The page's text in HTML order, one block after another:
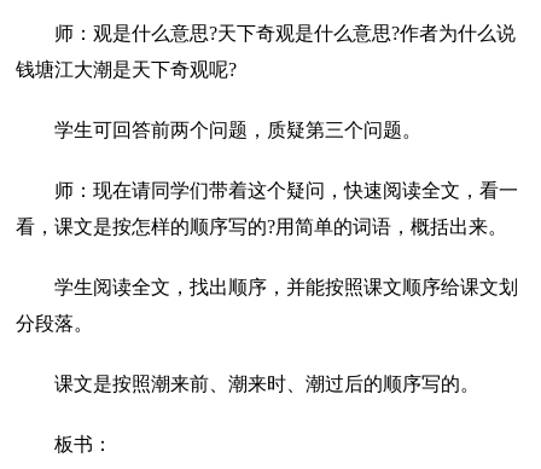
师：观是什么意思?天下奇观是什么意思?作者为什么说
钱塘江大潮是天下奇观呢?
学生可回答前两个问题，质疑第三个问题。
师：现在请同学们带着这个疑问，快速阅读全文，看一
看，课文是按怎样的顺序写的?用简单的词语，概括出来。
学生阅读全文，找出顺序，并能按照课文顺序给课文划
分段落。
课文是按照潮来前、潮来时、潮过后的顺序写的。
板书：